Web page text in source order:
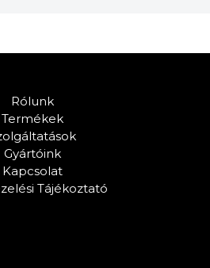
Rólunk
Termékek
Gyártóink
Kapcsolat
Tájékoztató